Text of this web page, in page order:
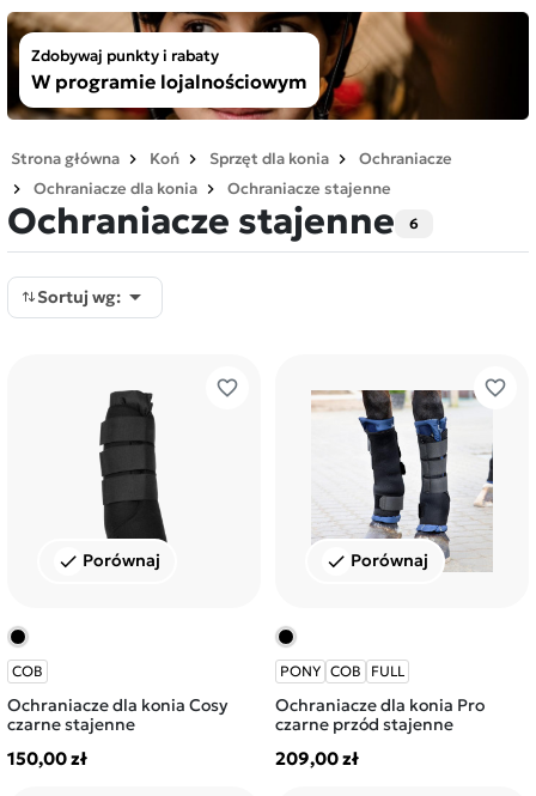
Zdobywaj punkty i rabaty
W programie lojalnościowym
Strona główna Koń Sprzęt dla konia
Ochraniacze
Ochraniacze dla konia
Ochraniacze stajenne
Ochraniacze stajenne 6
Sortuj wg: 
favorite_border
check Porównaj
COB
Ochraniacze dla konia Cosy
czarne stajenne
150,00 zł
favorite_border
check Porównaj
PONY COB FULL
Ochraniacze dla konia Pro
czarne przód stajenne
209,00 zł